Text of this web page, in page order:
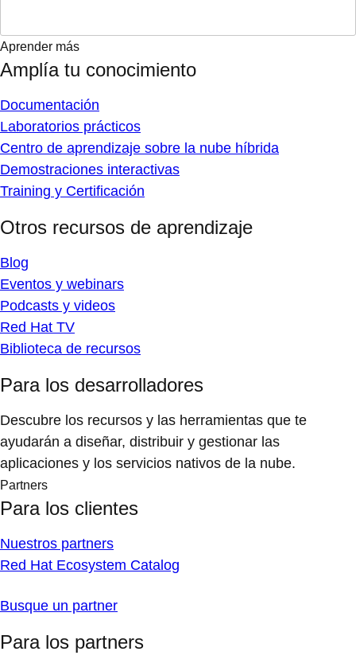
Aprender más
Amplía tu conocimiento
Documentación
Laboratorios prácticos
Centro de aprendizaje sobre la nube híbrida
Demostraciones interactivas
Training y Certificación
Otros recursos de aprendizaje
Blog
Eventos y webinars
Podcasts y videos
Red Hat TV
Biblioteca de recursos
Para los desarrolladores
Descubre los recursos y las herramientas que te
ayudarán a diseñar, distribuir y gestionar las
aplicaciones y los servicios nativos de la nube.
Partners
Para los clientes
Nuestros partners
Red Hat Ecosystem Catalog
Busque un partner
Para los partners